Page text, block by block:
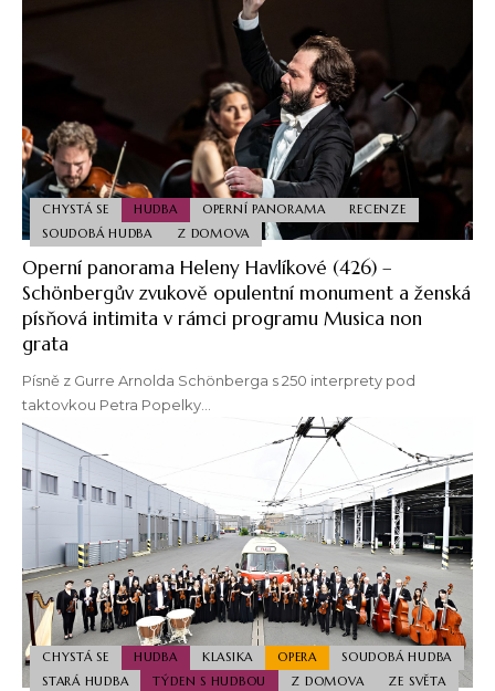
CHYSTÁ SE HUDBA OPERNÍ PANORAMA
RECENZE
SOUDOBÁ HUDBA
Z DOMOVA
Operní panorama Heleny Havlíkové (426) –
Schönbergův zvukově opulentní monument a ženská
písňová intimita v rámci programu Musica non
grata
Písně z Gurre Arnolda Schönberga s 250 interprety pod
taktovkou Petra Popelky…
CHYSTÁ SE HUDBA KLASIKA OPERA
SOUDOBÁ HUDBA
STARÁ HUDBA
TÝDEN S HUDBOU Z DOMOVA ZE SVĚTA